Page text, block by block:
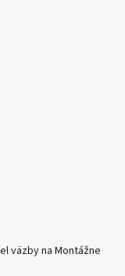
väzby na Montážne